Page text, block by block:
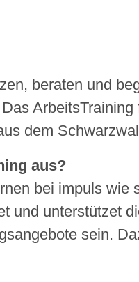
beraten und
dem
aus?
bei impuls
und unterstützet
sein.